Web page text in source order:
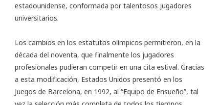
estadounidense, conformada por talentosos jugadores
universitarios.
Los cambios en los estatutos olímpicos permitieron, en la
década del noventa, que finalmente los jugadores
profesionales pudieran competir en una cita estival. Gracias
a esta modificación, Estados Unidos presentó en los
Juegos de Barcelona, en 1992, al “Equipo de Ensueño”, tal